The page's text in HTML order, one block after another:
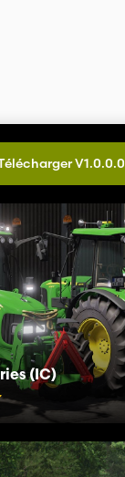
V1.0.0.0
(IC)